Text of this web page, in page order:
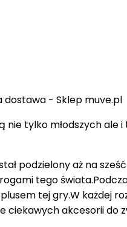
tylko młodszych ale
podzielony aż na
tego
tej gry.W każdej
akcesorii do